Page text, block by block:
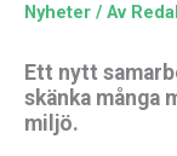
Nyheter / Av
Ett nytt
skänka många
miljö.